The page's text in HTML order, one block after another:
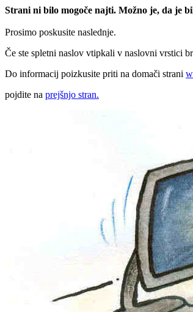
Strani ni bilo mogoče najti. Možno je, da je
Prosimo poskusite naslednje.
Če ste spletni naslov vtipkali v naslovni vrstici
Do informacij poizkusite priti na domači strani
pojdite na prejšnjo stran.